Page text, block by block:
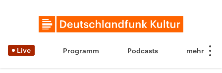
Live Programm Podcasts